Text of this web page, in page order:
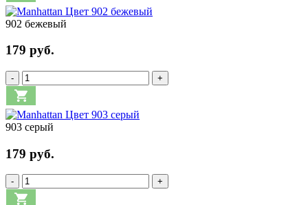
902 бежевый
179 руб.
- +
903 серый
179 руб.
- +